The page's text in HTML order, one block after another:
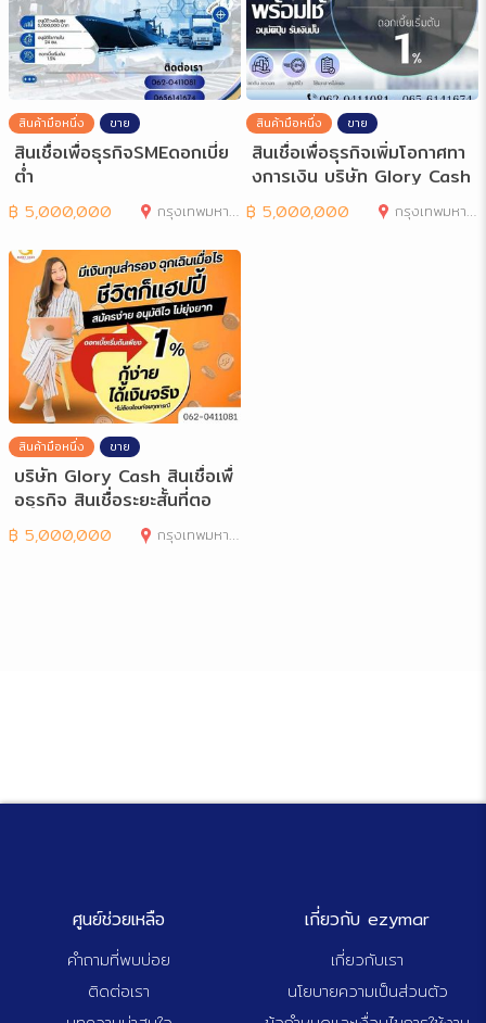
สินค้ามือหนึ่ง ขาย
สินเชื่อเพื่อธุรกิจSMEดอกเบี่ย
ต่ำ
฿ 5,000,000 กรุงเทพมหานคร
สินค้ามือหนึ่ง ขาย
สินเชื่อเพื่อธุรกิจเพิ่มโอกาศทา
งการเงิน บริษัท Glory Cash
สำ
฿ 5,000,000 กรุงเทพมหานคร
สินค้ามือหนึ่ง ขาย
บริษัท Glory Cash สินเชื่อเพื่
อธุรกิจ สินเชื่อระยะสั้นที่ตอ
฿ 5,000,000 กรุงเทพมหานคร
ศูนย์ช่วยเหลือ
คำถามที่พบบ่อย
ติดต่อเรา
เกี่ยวกับ ezymar
เกี่ยวกับเรา
นโยบายความเป็นส่วนตัว